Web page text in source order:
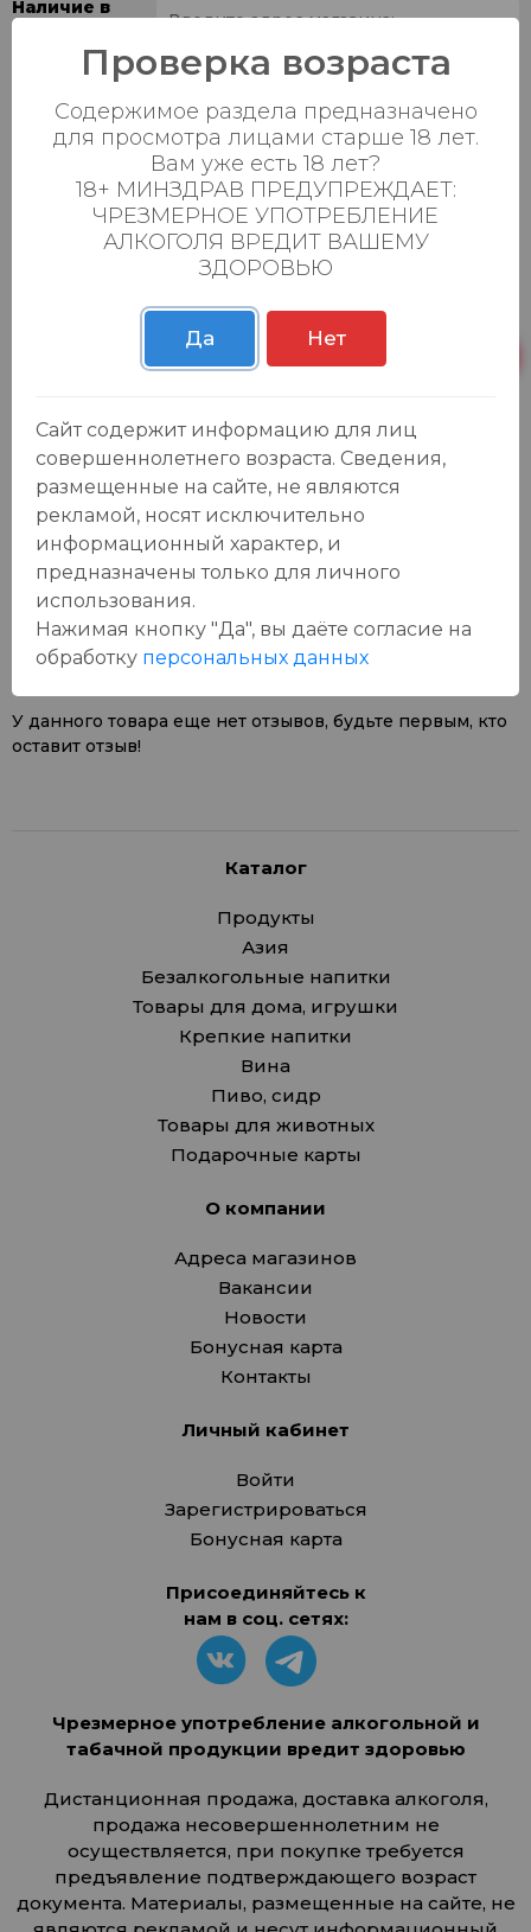
Наличие в
Ваш город:
Батыршина 20Б
Пн-Вс с 08:00 до
23:00
Магистральная 22д
Пн-Вс с 08:00 до
23:00
5 шт.
Пн-Вс с 09:00 до
23:00
Пн-Вс с 09:00 до
23:00
Отзывы:
У данного товара еще нет отзывов, будьте первым, кто
оставит отзыв!
Каталог
Продукты
Азия
Безалкогольные напитки
Товары для дома, игрушки
Крепкие напитки
Вина
Пиво, сидр
Товары для животных
Подарочные карты
О компании
Адреса магазинов
Вакансии
Новости
Бонусная карта
Контакты
Личный кабинет
Войти
Зарегистрироваться
Бонусная карта
Присоединяйтесь к
нам в соц. сетях:
Чрезмерное употребление алкогольной и
табачной продукции вредит здоровью
Дистанционная продажа, доставка алкоголя,
продажа несовершеннолетним не
осуществляется, при покупке требуется
предъявление подтверждающего возраст
документа. Материалы, размещенные на сайте, не
Проверка возраста
Содержимое раздела предназначено
для просмотра лицами старше 18 лет.
Вам уже есть 18 лет?
18+ МИНЗДРАВ ПРЕДУПРЕЖДАЕТ:
ЧРЕЗМЕРНОЕ УПОТРЕБЛЕНИЕ
АЛКОГОЛЯ ВРЕДИТ ВАШЕМУ
ЗДОРОВЬЮ
Да Нет
Сайт содержит информацию для лиц
совершеннолетнего возраста. Сведения,
размещенные на сайте, не являются
рекламой, носят исключительно
информационный характер, и
предназначены только для личного
использования.
Нажимая кнопку "Да", вы даёте cогласие на
обработку персональных данных